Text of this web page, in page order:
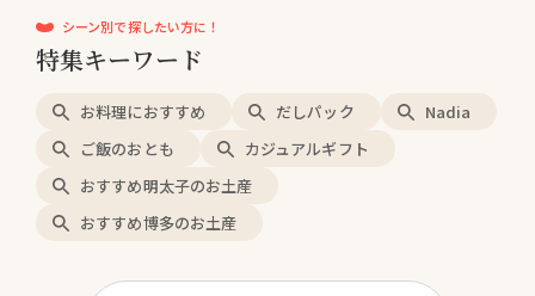
シーン別で探したい方に！
特集キーワード
お料理におすすめ だしパック
Nadia
ご飯のおとも
カジュアルギフト
おすすめ明太子のお土産
おすすめ博多のお土産